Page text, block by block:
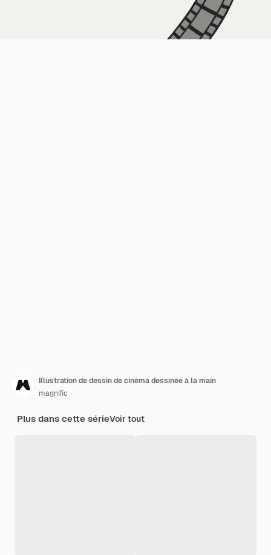
Illustration de dessin de cinéma dessinée à la main
magnific
Plus dans cette sérieVoir tout